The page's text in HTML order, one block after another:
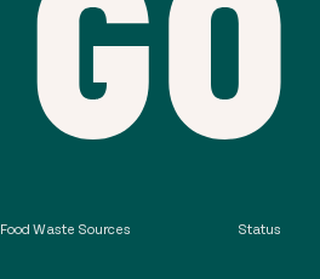
Food Waste Sources Status